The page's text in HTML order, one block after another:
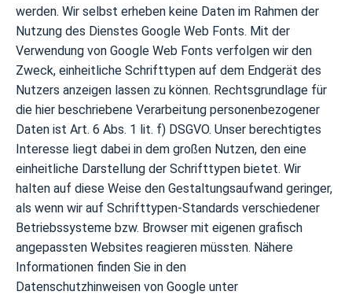
werden. Wir selbst erheben keine Daten im Rahmen der
Nutzung des Dienstes Google Web Fonts. Mit der
Verwendung von Google Web Fonts verfolgen wir den
Zweck, einheitliche Schrifttypen auf dem Endgerät des
Nutzers anzeigen lassen zu können. Rechtsgrundlage für
die hier beschriebene Verarbeitung personenbezogener
Daten ist Art. 6 Abs. 1 lit. f) DSGVO. Unser berechtigtes
Interesse liegt dabei in dem großen Nutzen, den eine
einheitliche Darstellung der Schrifttypen bietet. Wir
halten auf diese Weise den Gestaltungsaufwand geringer,
als wenn wir auf Schrifttypen-Standards verschiedener
Betriebssysteme bzw. Browser mit eigenen grafisch
angepassten Websites reagieren müssten. Nähere
Informationen finden Sie in den
Datenschutzhinweisen von Google unter